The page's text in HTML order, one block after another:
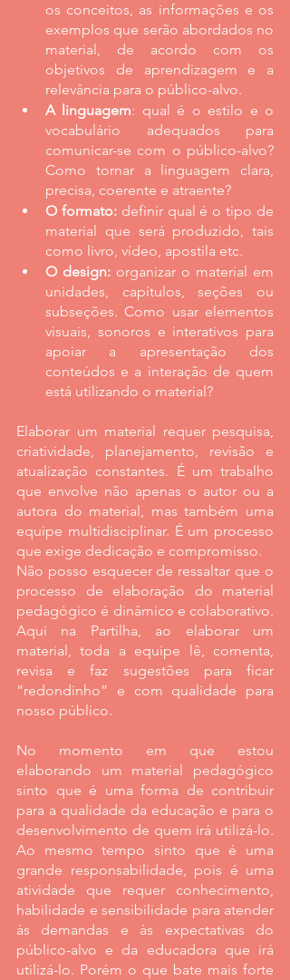
os conceitos, as informações e os
exemplos que serão abordados no
material, de acordo com os
objetivos de aprendizagem e a
relevância para o público-alvo.
A linguagem: qual é o estilo e o
vocabulário adequados para
comunicar-se com o público-alvo?
Como tornar a linguagem clara,
precisa, coerente e atraente?
O formato: definir qual é o tipo de
material que será produzido, tais
como livro, vídeo, apostila etc.
O design: organizar o material em
unidades, capítulos, seções ou
subseções. Como usar elementos
visuais, sonoros e interativos para
apoiar a apresentação dos
conteúdos e a interação de quem
está utilizando o material?
Elaborar um material requer pesquisa,
criatividade, planejamento, revisão e
atualização constantes. É um trabalho
que envolve não apenas o autor ou a
autora do material, mas também uma
equipe multidisciplinar. É um processo
que exige dedicação e compromisso.
Não posso esquecer de ressaltar que o
processo de elaboração do material
pedagógico é dinâmico e colaborativo.
Aqui na Partilha, ao elaborar um
material, toda a equipe lê, comenta,
revisa e faz sugestões para ficar
“redondinho” e com qualidade para
nosso público.
No momento em que estou
elaborando um material pedagógico
sinto que é uma forma de contribuir
para a qualidade da educação e para o
desenvolvimento de quem irá utilizá-lo.
Ao mesmo tempo sinto que é uma
grande responsabilidade, pois é uma
atividade que requer conhecimento,
habilidade e sensibilidade para atender
às demandas e às expectativas do
público-alvo e da educadora que irá
utilizá-lo. Porém o que bate mais forte